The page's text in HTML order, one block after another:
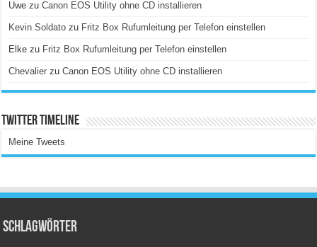
Uwe zuCanon EOS Utility ohne CD installieren
Kevin Soldato zu Fritz Box Rufumleitung per Telefon einstellen
Elke zu Fritz Box Rufumleitung per Telefon einstellen
Chevalier zuCanon EOS Utility ohne CD installieren
Twitter Timeline
Meine Tweets
Schlagwörter